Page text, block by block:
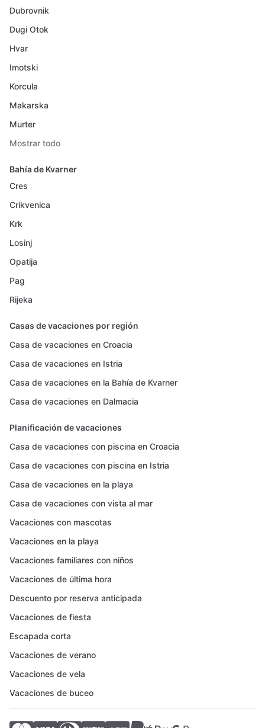
Dubrovnik
Dugi Otok
Hvar
Imotski
Korcula
Makarska
Murter
Mostrar todo
Bahía de Kvarner
Cres
Crikvenica
Krk
Losinj
Opatija
Pag
Rijeka
Casas de vacaciones por región
Casa de vacaciones en Croacia
Casa de vacaciones en Istria
Casa de vacaciones en la Bahía de Kvarner
Casa de vacaciones en Dalmacia
Planificación de vacaciones
Casa de vacaciones con piscina en Croacia
Casa de vacaciones con piscina en Istria
Casa de vacaciones en la playa
Casa de vacaciones con vista al mar
Vacaciones con mascotas
Vacaciones en la playa
Vacaciones familiares con niños
Vacaciones de última hora
Descuento por reserva anticipada
Vacaciones de fiesta
Escapada corta
Vacaciones de verano
Vacaciones de vela
Vacaciones de buceo